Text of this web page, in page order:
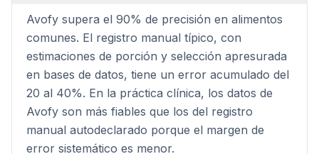
Avofy supera el 90% de precisión en alimentos
comunes. El registro manual típico, con
estimaciones de porción y selección apresurada
en bases de datos, tiene un error acumulado del
20 al 40%. En la práctica clínica, los datos de
Avofy son más fiables que los del registro
manual autodeclarado porque el margen de
error sistemático es menor.